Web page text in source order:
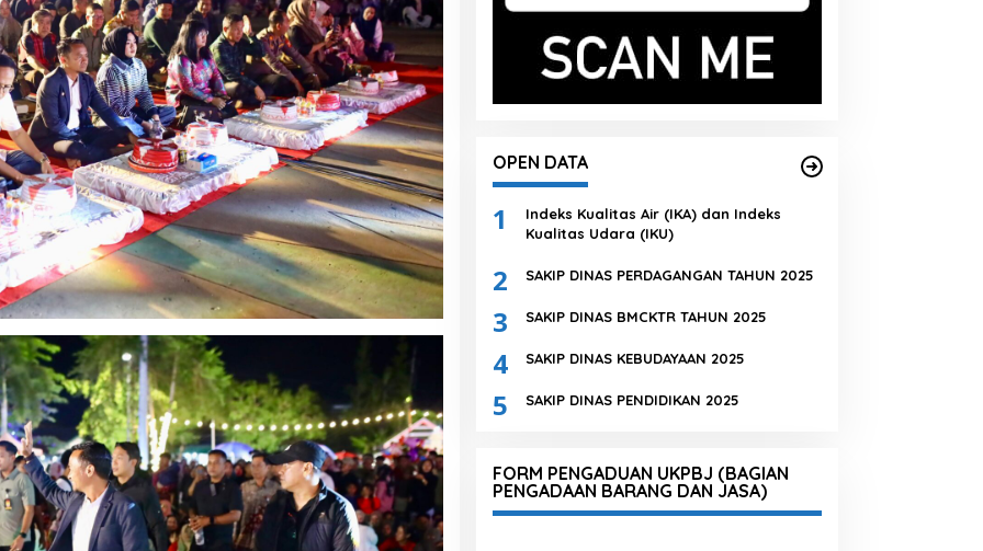
OPEN DATA
1
Indeks Kualitas Air (IKA) dan Indeks
Kualitas Udara (IKU)
2 SAKIP DINAS PERDAGANGAN TAHUN 2025
3 SAKIP DINAS BMCKTR TAHUN 2025
4 SAKIP DINAS KEBUDAYAAN 2025
5 SAKIP DINAS PENDIDIKAN 2025
FORM PENGADUAN UKPBJ (BAGIAN
PENGADAAN BARANG DAN JASA)